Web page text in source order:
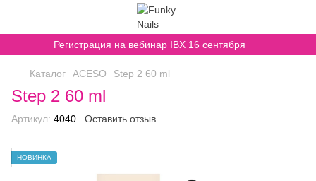
Регистрация на вебинар IBX 16 сентября
Каталог ACESO Step 2 60 ml
Step 2 60 ml
Артикул: 4040 Оставить отзыв
НОВИНКА